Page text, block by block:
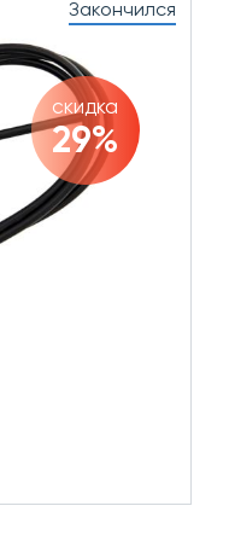
Закончился
скидка
29%